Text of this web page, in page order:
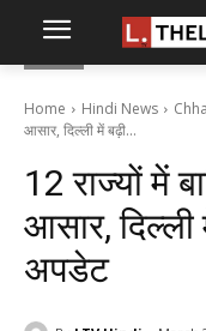
Home Hindi News
आसार, दिल्ली में बढ़ी...
12 राज्यों में
आसार, दिल्ली
अपडेट